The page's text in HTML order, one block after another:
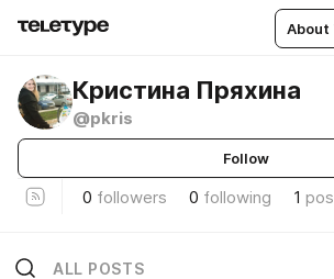
About
Кристина Пряхина
@pkris
Follow
0 followers 0 following 1
ALL POSTS